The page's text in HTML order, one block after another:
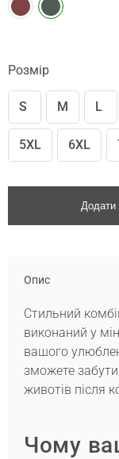
Розмір
S M L
5XL 6XL
Додати
Опис
Стильний
виконаний у
вашого
зможете
животів після
Чому